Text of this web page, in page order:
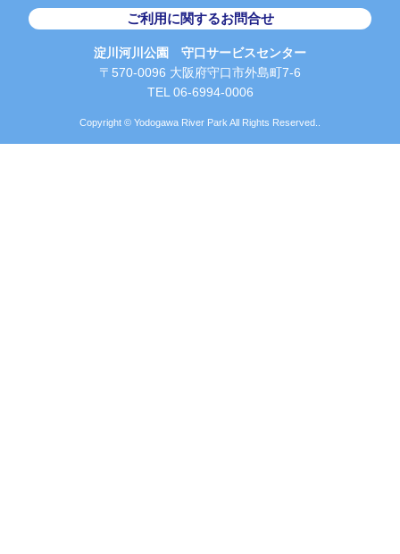
ご利用に関するお問合せ
淀川河川公園 守口サービスセンター
〒570-0096 大阪府守口市外島町7-6
TEL 06-6994-0006
Copyright © Yodogawa River Park All Rights Reserved..